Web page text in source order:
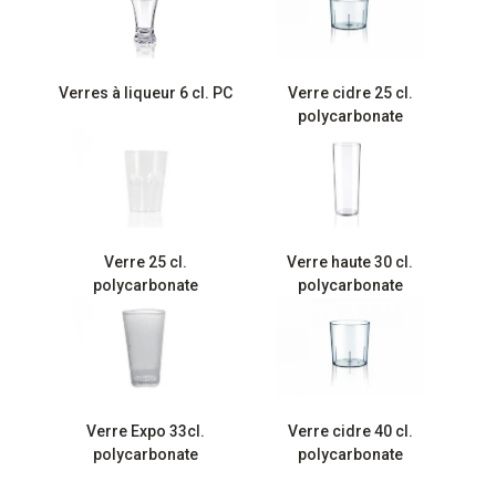
Verres à liqueur 6 cl. PC
Verre cidre 25 cl.
polycarbonate
Verre 25 cl.
polycarbonate
Verre haute 30 cl.
polycarbonate
Verre Expo 33cl.
polycarbonate
Verre cidre 40 cl.
polycarbonate